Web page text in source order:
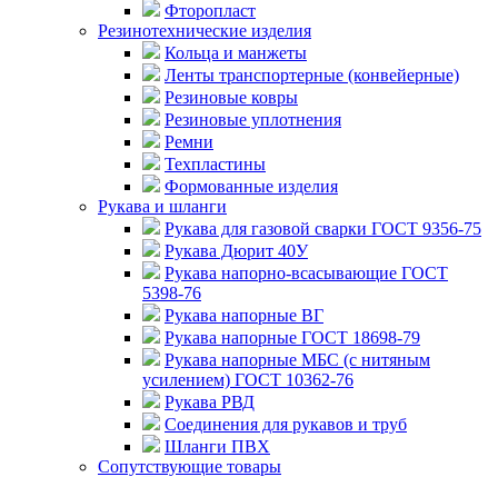
Фторопласт
Резинотехнические изделия
Кольца и манжеты
Ленты транспортерные (конвейерные)
Резиновые ковры
Резиновые уплотнения
Ремни
Техпластины
Формованные изделия
Рукава и шланги
Рукава для газовой сварки ГОСТ 9356-75
Рукава Дюрит 40У
Рукава напорно-всасывающие ГОСТ
5398-76
Рукава напорные ВГ
Рукава напорные ГОСТ 18698-79
Рукава напорные МБС (с нитяным
усилением) ГОСТ 10362-76
Рукава РВД
Соединения для рукавов и труб
Шланги ПВХ
Сопутствующие товары